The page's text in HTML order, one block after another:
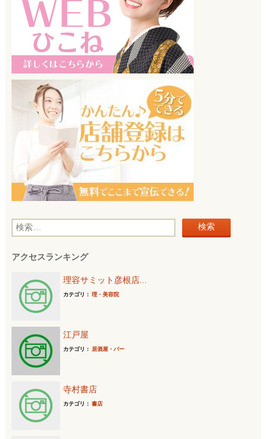
検
:アクセスランキング
理容サミット彦根店...
カテゴリ： 理・美容院
江戸屋
カテゴリ： 居酒屋・バー
寺村書店
カテゴリ： 書店